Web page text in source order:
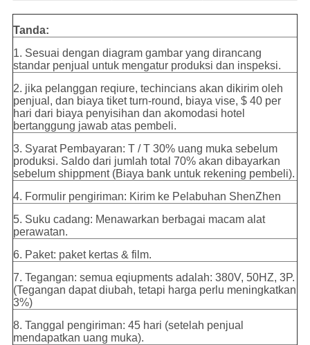
Tanda:
1. Sesuai dengan diagram gambar yang dirancang
standar penjual untuk mengatur produksi dan inspeksi.
2. jika pelanggan reqiure, techincians akan dikirim oleh
penjual, dan biaya tiket turn-round, biaya vise, $ 40 per
hari dari biaya penyisihan dan akomodasi hotel
bertanggung jawab atas pembeli.
3. Syarat Pembayaran: T / T 30% uang muka sebelum
produksi. Saldo dari jumlah total 70% akan dibayarkan
sebelum shippment (Biaya bank untuk rekening pembeli).
4. Formulir pengiriman: Kirim ke Pelabuhan ShenZhen
5. Suku cadang: Menawarkan berbagai macam alat
perawatan.
6. Paket: paket kertas & film.
7. Tegangan: semua eqiupments adalah: 380V, 50HZ, 3P.
(Tegangan dapat diubah, tetapi harga perlu meningkatkan
3%)
8. Tanggal pengiriman: 45 hari (setelah penjual
mendapatkan uang muka).